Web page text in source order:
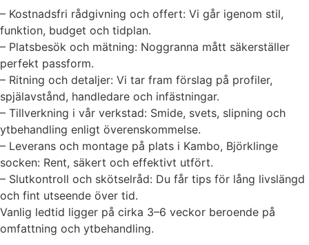
– Kostnadsfri rådgivning och offert: Vi går igenom stil,
funktion, budget och tidplan.
– Platsbesök och mätning: Noggranna mått säkerställer
perfekt passform.
– Ritning och detaljer: Vi tar fram förslag på profiler,
spjälavstånd, handledare och infästningar.
– Tillverkning i vår verkstad: Smide, svets, slipning och
ytbehandling enligt överenskommelse.
– Leverans och montage på plats i Kambo, Björklinge
socken: Rent, säkert och effektivt utfört.
– Slutkontroll och skötselråd: Du får tips för lång livslängd
och fint utseende över tid.
Vanlig ledtid ligger på cirka 3–6 veckor beroende på
omfattning och ytbehandling.